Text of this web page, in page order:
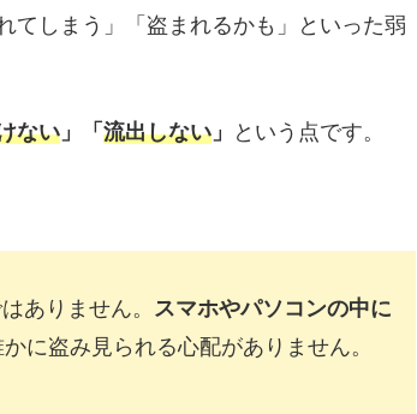
てしまう」「盗まれるかも」といった弱
ない 」「 流出しない 」 という点です。
ありません。
スマホやパソコンの中に
に盗み見られる心配がありません。